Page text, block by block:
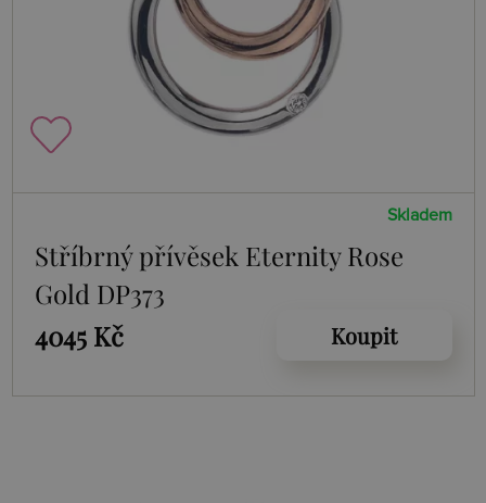
Skladem
Stříbrný přívěsek Eternity Rose
Gold DP373
4045 Kč
Koupit